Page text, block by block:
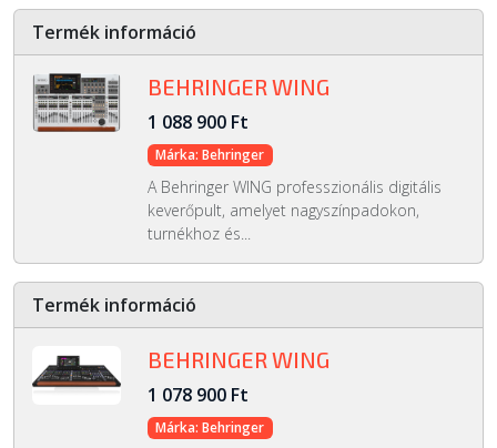
Termék információ
BEHRINGER WING
1 088 900 Ft
Márka: Behringer
A Behringer WING professzionális digitális
keverőpult, amelyet nagyszínpadokon,
turnékhoz és...
Termék információ
BEHRINGER WING
1 078 900 Ft
Márka: Behringer